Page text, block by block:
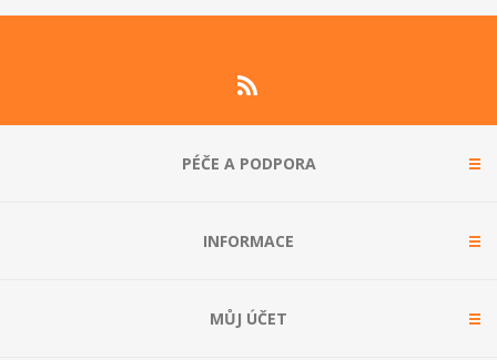
PÉČE A PODPORA
INFORMACE
MŮJ ÚČET